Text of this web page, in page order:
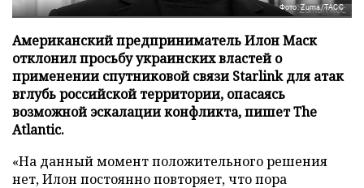
Фото: Zuma/ТАСС
Американский предприниматель Илон Маск
отклонил просьбу украинских властей о
применении спутниковой связи Starlink для атак
вглубь российской территории, опасаясь
возможной эскалации конфликта, пишет The
Atlantic.
«На данный момент положительного решения
нет, Илон постоянно повторяет, что пора